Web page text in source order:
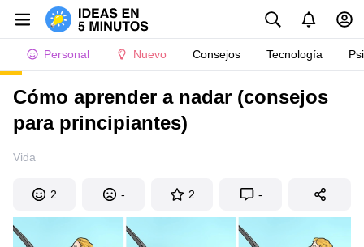
Personal Nuevo Consejos Tecnología
Cómo aprender a nadar (consejos
para principiantes)
Vida
2 - 2 -